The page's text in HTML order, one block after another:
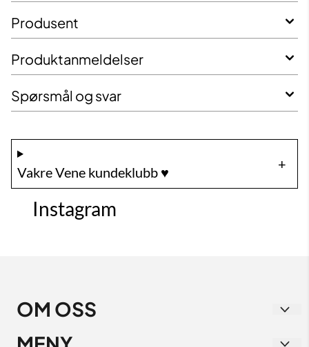
Produsent
Produktanmeldelser
Spørsmål og svar
Vakre Vene kundeklubb ♥️
Instagram
OM OSS
Vakre Vene